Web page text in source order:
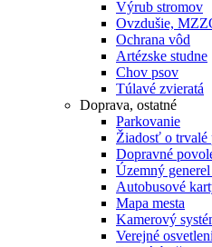
Výrub stromov
Ovzdušie,
Ochrana vôd
Artézske studne
Chov psov
Túlavé zvieratá
Doprava, ostatné
Parkovanie
Žiadosť o trvalé
Dopravné
Územný
Autobusové
Mapa mesta
Kamerový
Verejné